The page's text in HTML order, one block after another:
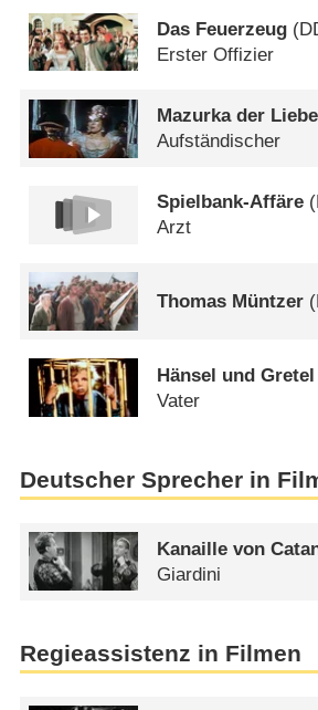
Das Feuerzeug (
Erster Offizier
Mazurka der Liebe
Aufständischer
Spielbank-Affäre (
Arzt
Thomas Müntzer (
Hänsel und Gretel
Vater
Deutscher Sprecher in
Kanaille von
Giardini
Regieassistenz in Filmen